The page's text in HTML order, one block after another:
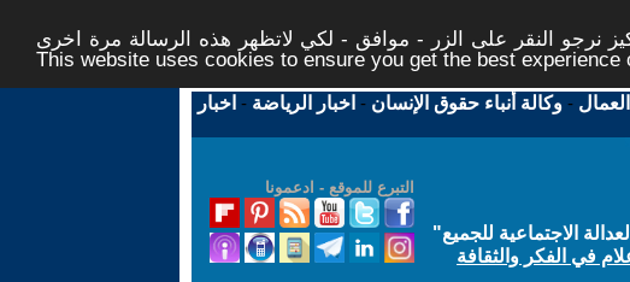
نرجو النقر على الزر - موافق - لكي لاتظهر هذه الرسالة مرة اخرى -
This website uses cookies to ensure you get the best experience
-وكالة أنباء حقوق الإنسان - اخبار الرياضة - اخبار
التبرع للموقع - ادعمونا
الاجتماعية للجميع"
في الفكر والثقافة